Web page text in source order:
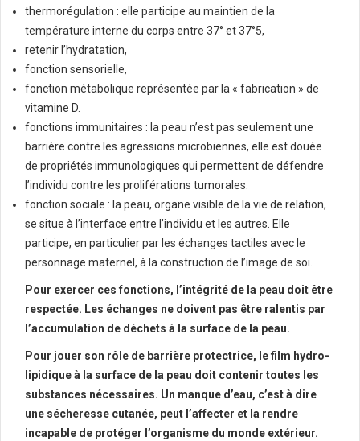
thermorégulation : elle participe au maintien de la
température interne du corps entre 37° et 37°5,
retenir l’hydratation,
fonction sensorielle,
fonction métabolique représentée par la « fabrication » de
vitamine D.
fonctions immunitaires : la peau n’est pas seulement une
barrière contre les agressions microbiennes, elle est douée
de propriétés immunologiques qui permettent de défendre
l’individu contre les proliférations tumorales.
fonction sociale : la peau, organe visible de la vie de relation,
se situe à l’interface entre l’individu et les autres. Elle
participe, en particulier par les échanges tactiles avec le
personnage maternel, à la construction de l’image de soi.
Pour exercer ces fonctions, l’intégrité de la peau doit être
respectée. Les échanges ne doivent pas être ralentis par
l’accumulation de déchets à la surface de la peau.
Pour jouer son rôle de barrière protectrice, le film hydro-
lipidique à la surface de la peau doit contenir toutes les
substances nécessaires. Un manque d’eau, c’est à dire
une sécheresse cutanée, peut l’affecter et la rendre
incapable de protéger l’organisme du monde extérieur.